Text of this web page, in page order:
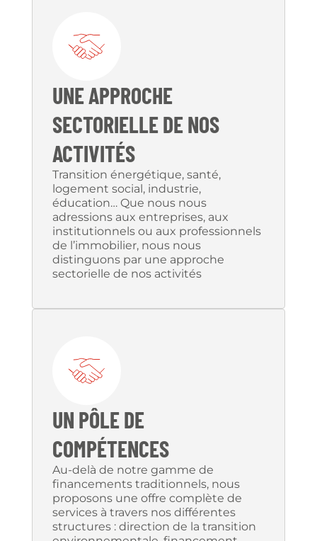
UNE APPROCHE
SECTORIELLE DE NOS
ACTIVITÉS
Transition énergétique, santé,
logement social, industrie,
éducation… Que nous nous
adressions aux entreprises, aux
institutionnels ou aux professionnels
de l’immobilier, nous nous
distinguons par une approche
sectorielle de nos activités
UN PÔLE DE
COMPÉTENCES
Au-delà de notre gamme de
financements traditionnels, nous
proposons une offre complète de
services à travers nos différentes
structures : direction de la transition